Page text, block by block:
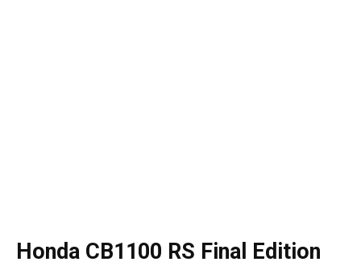
Honda CB1100 RS Final Edition